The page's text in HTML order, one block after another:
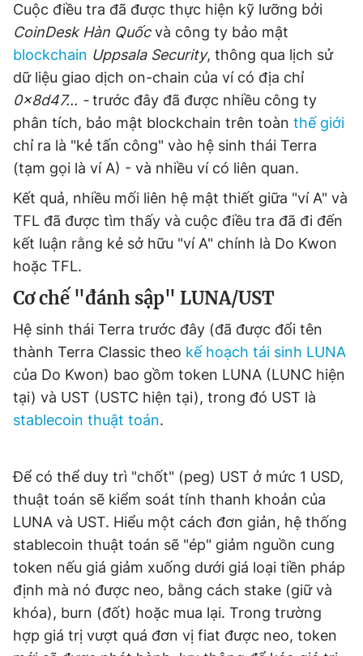
Giấy phép xuất bản số 110/GP - BTTTT cấp ngày 24.3.2020
© 2003-2026 Bản quyền thuộc về Báo Thanh Niên. Cấm sao
chép dưới mọi hình thức nếu không có sự chấp thuận bằng văn
bản. Phát triển bởi ePi Technologies, JSC.
Cuộc điều tra đã được thực hiện kỹ lưỡng bởi
CoinDesk Hàn Quốcvà công ty bảo mật
blockchain Uppsala Security, thông qua lịch sử
dữ liệu giao dịch on-chain của ví có địa chỉ
0x8d47... -trước đây đã được nhiều công ty
phân tích, bảo mật blockchain trên toàn thế giới
chỉ ra là "kẻ tấn công" vào hệ sinh thái Terra
(tạm gọi là ví A) - và nhiều ví có liên quan.
Kết quả, nhiều mối liên hệ mật thiết giữa "ví A" và
TFL đã được tìm thấy và cuộc điều tra đã đi đến
kết luận rằng kẻ sở hữu "ví A" chính là Do Kwon
hoặc TFL.
Cơ chế "đánh sập" LUNA/UST
Hệ sinh thái Terra trước đây (đã được đổi tên
thành Terra Classic theo kế hoạch tái sinh LUNA
của Do Kwon) bao gồm token LUNA (LUNC hiện
tại) và UST (USTC hiện tại), trong đó UST là
stablecoin thuật toán.
Để có thể duy trì "chốt" (peg) UST ở mức 1 USD,
thuật toán sẽ kiểm soát tính thanh khoản của
LUNA và UST. Hiểu một cách đơn giản, hệ thống
stablecoin thuật toán sẽ "ép" giảm nguồn cung
token nếu giá giảm xuống dưới giá loại tiền pháp
định mà nó được neo, bằng cách stake (giữ và
khóa), burn (đốt) hoặc mua lại. Trong trường
hợp giá trị vượt quá đơn vị fiat được neo, token